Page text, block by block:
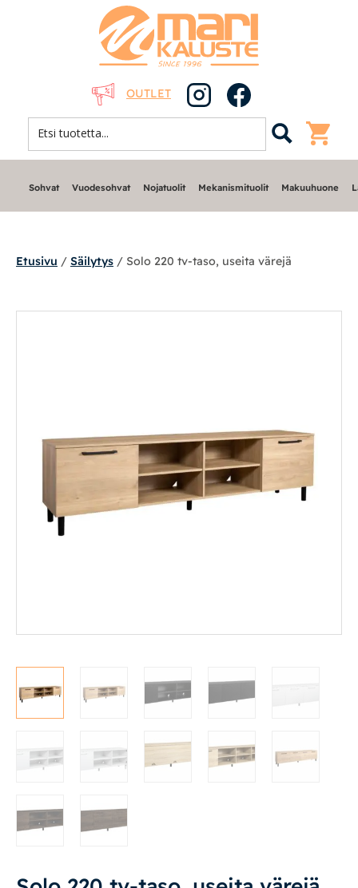
OUTLET
Makuuhuone
Pöydät ja tuolit
Säilytys
Vitriinit
Tasot
Senkit
Matot
Ulkokalusteet
Sohvat Vuodesohvat Nojatuolit Mekanismituolit Makuuhuone
Etusivu / Säilytys / Solo 220 tv-taso, useita värejä